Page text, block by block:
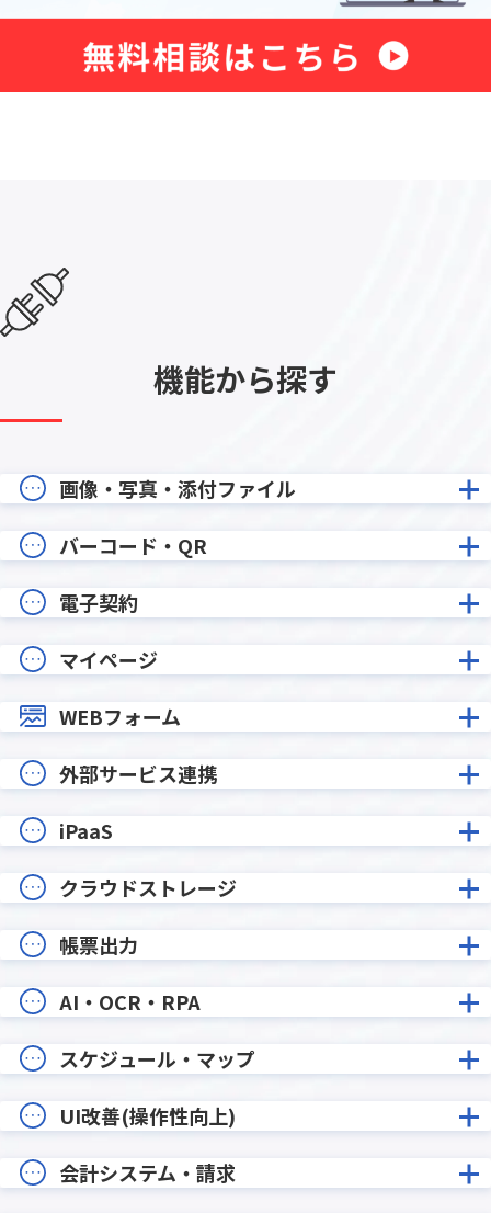
機能から探す
画像・写真・添付ファイル
バーコード・QR
電子契約
マイページ
WEBフォーム
外部サービス連携
iPaaS
クラウドストレージ
帳票出力
AI・OCR・RPA
スケジュール・マップ
UI改善(操作性向上)
会計システム・請求